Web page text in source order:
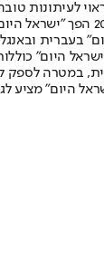
לעיתונות
תשלום. המהדורה
היום"
במטרה
היום" מציע